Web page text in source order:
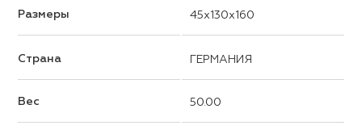
Размеры 45x130x160
Страна ГЕРМАНИЯ
Вес 50.00